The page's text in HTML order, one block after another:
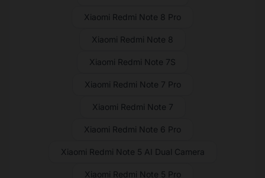
Xiaomi Redmi Note 8 Pro
Xiaomi Redmi Note 8
Xiaomi Redmi Note 7S
Xiaomi Redmi Note 7 Pro
Xiaomi Redmi Note 7
Xiaomi Redmi Note 6 Pro
Xiaomi Redmi Note 5 AI Dual Camera
Xiaomi Redmi Note 5 Pro